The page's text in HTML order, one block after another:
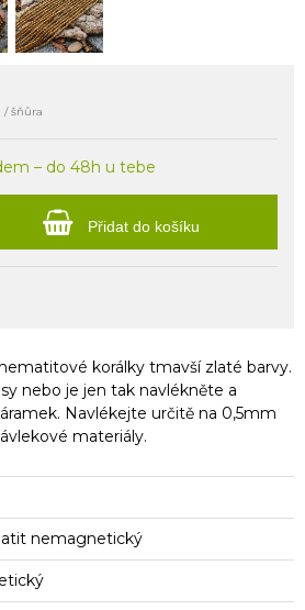
/ šňůra
– do 48h u tebe
Přidat do košíku
korálky tmavší zlaté barvy.
nebo je jen tak navlékněte a
Navlékejte určitě na 0,5mm
materiály.
nemagnetický